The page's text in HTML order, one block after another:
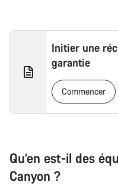
Initier une
garantie
Commencer
Qu’en est-il des
Canyon ?